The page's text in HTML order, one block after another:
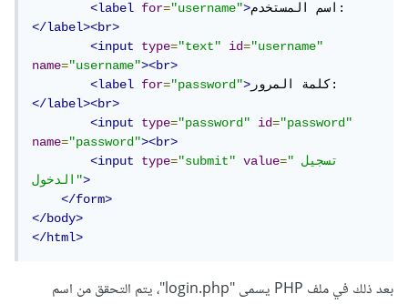
<label
for="username">
اسم المستخدم:
</label><br>
<input
type="text" id="username"
name="username"><br>
<label
for="password">
كلمة المرور:
</label><br>
<input
type="password" id="password"
name="password"><br>
<input
type="submit" value="تسجيل
الدخول">
</form>
</body>
</html>
بعد ذلك في ملف PHP يسمى "login.php"، يتم التحقق من اسم